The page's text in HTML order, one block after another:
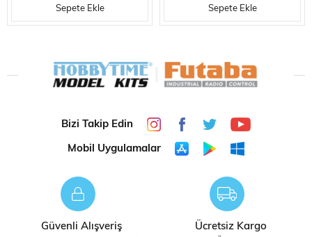
LITRE
Sepete Ekle Sepete Ekle
Bizi Takip Edin
Mobil Uygulamalar
Güvenli Alışveriş Ücretsiz Kargo